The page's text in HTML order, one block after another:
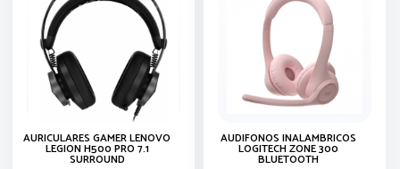
AURICULARES GAMER LENOVO
LEGION H500 PRO 7.1
SURROUND
AUDÍFONOS INALÁMBRICOS
LOGITECH ZONE 300
BLUETOOTH